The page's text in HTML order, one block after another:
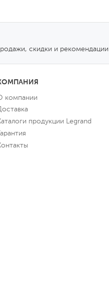
скидки и рекомендации
компании
продукции Legrand
Гарантия